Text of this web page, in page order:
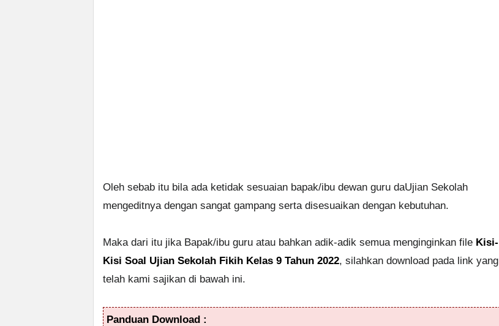
Oleh sebab itu bila ada ketidak sesuaian bapak/ibu dewan guru daUjian Sekolah
mengeditnya dengan sangat gampang serta disesuaikan dengan kebutuhan.
Maka dari itu jika Bapak/ibu guru atau bahkan adik-adik semua menginginkan file Kisi-
Kisi Soal Ujian Sekolah Fikih Kelas 9 Tahun 2022, silahkan download pada link yang
telah kami sajikan di bawah ini.
Panduan Download :